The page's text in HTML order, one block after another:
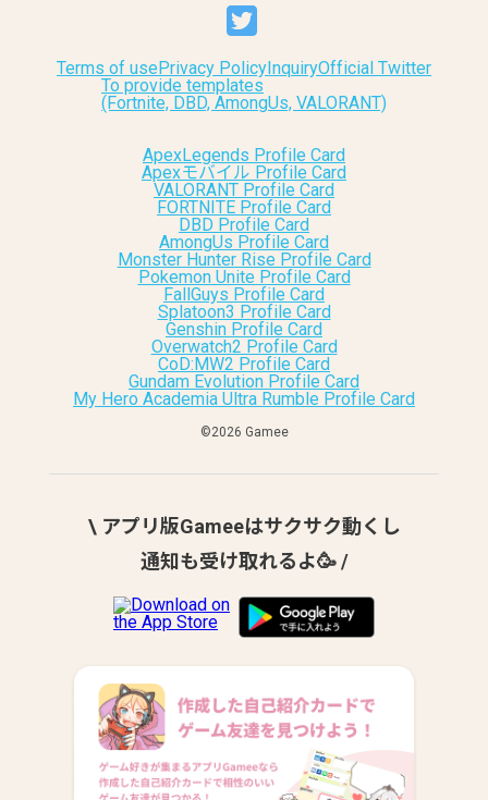
Terms of usePrivacy Policy InquiryOfficial Twitter
To provide templates
(Fortnite, DBD, AmongUs, VALORANT)
ApexLegends Profile Card
Apexモバイル Profile Card
VALORANT Profile Card
FORTNITE Profile Card
DBD Profile Card
AmongUs Profile Card
Monster Hunter Rise Profile Card
Pokemon Unite Profile Card
FallGuys Profile Card
Splatoon3 Profile Card
Genshin Profile Card
Overwatch2 Profile Card
CoD:MW2 Profile Card
Gundam Evolution Profile Card
My Hero Academia Ultra Rumble Profile Card
©︎2026 Gamee
\ アプリ版Gameeはサクサク動くし
通知も受け取れるよ🥳 /